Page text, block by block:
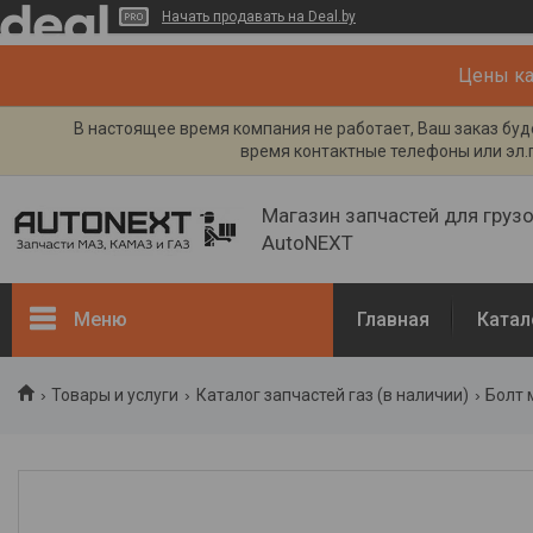
Начать продавать на Deal.by
Цены
В настоящее время компания не работает, Ваш заказ
время контактные телефоны или
Магазин запчастей для
AutoNEXT
Меню Главная
Товары и услуги Каталог запчастей газ (в наличии) Болт